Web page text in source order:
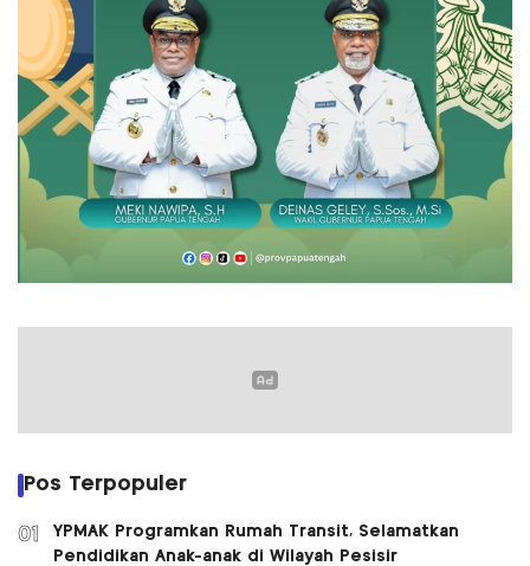
Pos Terpopuler
01
YPMAK Programkan Rumah Transit, Selamatkan
Pendidikan Anak-anak di Wilayah Pesisir